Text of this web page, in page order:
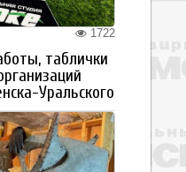
1722
таблички
Уральского